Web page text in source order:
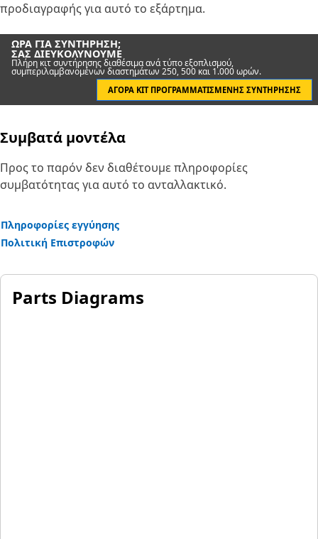
προδιαγραφής για αυτό το εξάρτημα.
ΏΡΑ ΓΙΑ ΣΥΝΤΉΡΗΣΗ;
ΣΑΣ ΔΙΕΥΚΟΛΎΝΟΥΜΕ
Πλήρη κιτ συντήρησης διαθέσιμα ανά τύπο εξοπλισμού,
συμπεριλαμβανομένων διαστημάτων 250, 500 και 1.000 ωρών.
ΑΓΟΡΆ ΚΙΤ ΠΡΟΓΡΑΜΜΑΤΙΣΜΈΝΗΣ ΣΥΝΤΉΡΗΣΗΣ
Συμβατά μοντέλα
Προς το παρόν δεν διαθέτουμε πληροφορίες
συμβατότητας για αυτό το ανταλλακτικό.
Πληροφορίες εγγύησης
Πολιτική Επιστροφών
Parts Diagrams